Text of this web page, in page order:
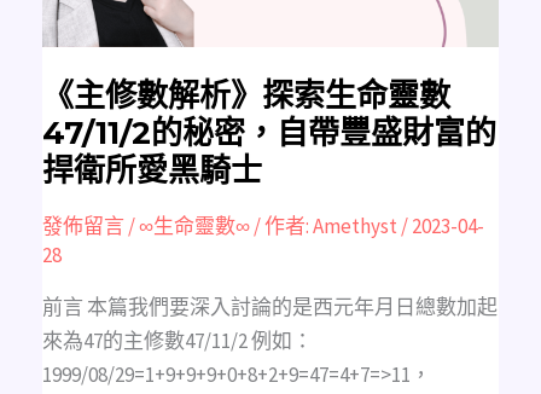
《主修數解析》探索生命靈數
47/11/2的秘密，自帶豐盛財富的
捍衛所愛黑騎士
發佈留言/∞生命靈數∞/ 作者:Amethyst/2023-04-
28
前言 本篇我們要深入討論的是西元年月日總數加起
來為47的主修數47/11/2 例如：
1999/08/29=1+9+9+9+0+8+2+9=47=4+7=>11，
秘
密，
自
豐
盛
財
富
的
捍
衛
愛
黑